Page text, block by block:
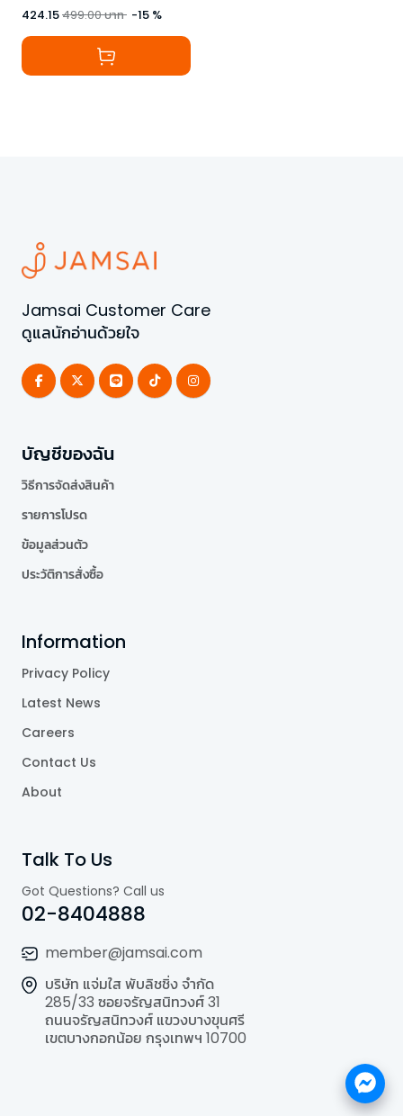
424.15499.00บาท -15 %
Jamsai Customer Care
ดูแลนักอ่านด้วยใจ
บัญชีของฉัน
วิธีการจัดส่งสินค้า
รายการโปรด
ข้อมูลส่วนตัว
ประวัติการสั่งซื้อ
Information
Privacy Policy
Latest News
Careers
Contact Us
About
Talk To Us
Got Questions? Call us
02-8404888
member@jamsai.com
บริษัท แจ่มใส พับลิชชิ่ง จำกัด
285/33 ซอยจรัญสนิทวงศ์ 31
ถนนจรัญสนิทวงศ์ แขวงบางขุนศรี
เขตบางกอกน้อย กรุงเทพฯ 10700